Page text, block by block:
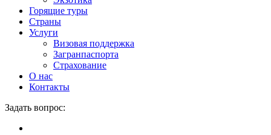
Горящие туры
Страны
Услуги
Визовая поддержка
Загранпаспорта
Страхование
О нас
Контакты
Задать вопрос: